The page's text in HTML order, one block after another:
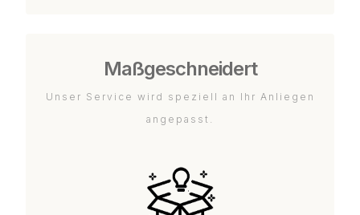
Maßgeschneidert
Unser Service wird speziell an Ihr Anliegen
angepasst.